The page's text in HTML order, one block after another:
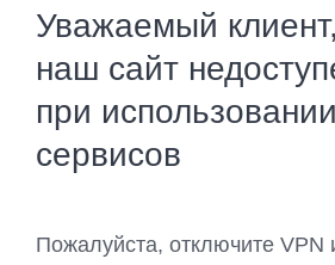
Уважаемый клиент,
наш сайт
при
сервисов
Пожалуйста, отключите VPN